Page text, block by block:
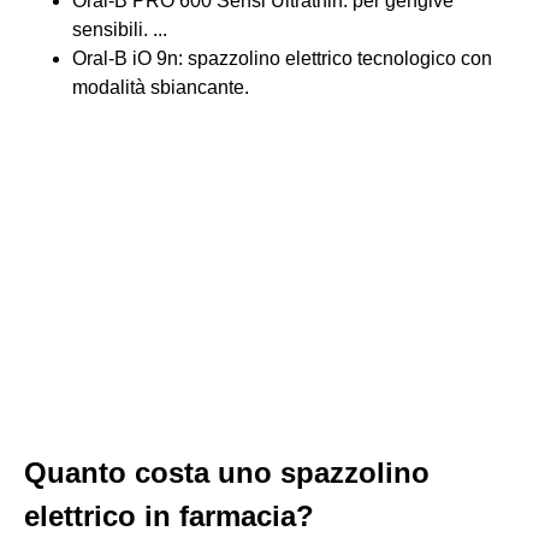
sensibili. ...
Oral-B iO 9n: spazzolino elettrico tecnologico con
modalità sbiancante.
Quanto costa uno spazzolino
elettrico in farmacia?